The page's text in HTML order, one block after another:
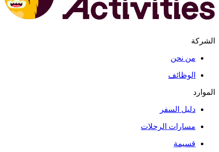
الشركة
من نحن
الوظائف
الموارد
دليل السفر
مسارات الرحلات
قسيمة